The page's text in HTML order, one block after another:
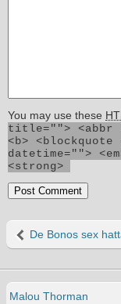
You may use these
title=""> <abbr
<b>
datetime="">
<strong>
De Bonos sex
Malou Thorman